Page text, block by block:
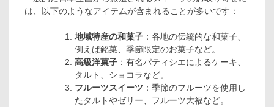
は、以下のようなアイテムが含まれることが多いです：
地域特産の和菓子 ：各地の伝統的な和菓子、
例えば銘菓、季節限定のお菓子など。
高級洋菓子 ：有名パティシエによるケーキ、
タルト、ショコラなど。
フルーツスイーツ ：季節のフルーツを使用し
たタルトやゼリー、フルーツ大福など。